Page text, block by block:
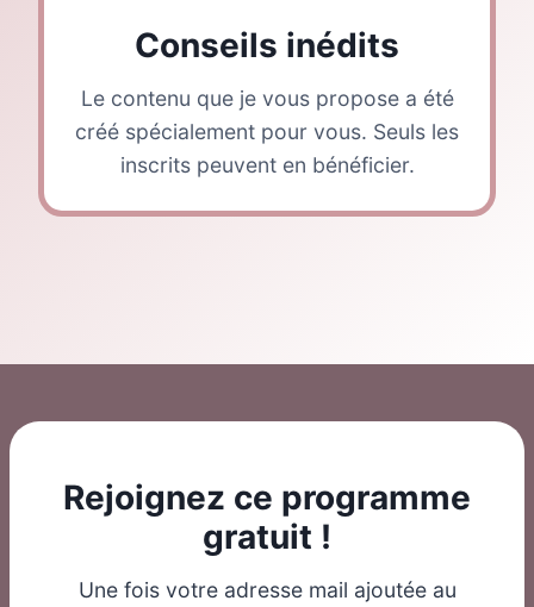
Conseils inédits
Le contenu que je vous propose a été
créé spécialement pour vous. Seuls les
inscrits peuvent en bénéficier.
Rejoignez ce programme
gratuit !
Une fois votre adresse mail ajoutée au